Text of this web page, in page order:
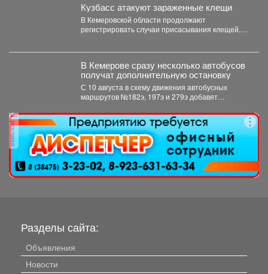
Кузбасс атакуют зараженные клещи
В Кемеровской области продолжают
регистрировать случаи присасывания клещей.
В Кемерове сразу несколько автобусов
получат дополнительную остановку
С 10 августа в схему движения автобусных
маршрутов №182э, 197э и 279э добавят
реклама
Разделы сайта:
Объявления
Новости